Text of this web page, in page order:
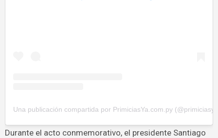
Una publicación compartida por PrimiciasYa.com.py
Durante el acto conmemorativo, el presidente Santiago